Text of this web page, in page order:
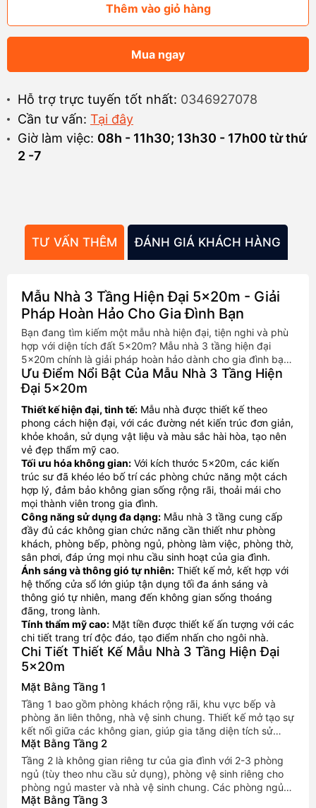
Thêm vào giỏ hàng
Mua ngay
Hỗ trợ trực tuyến tốt nhất: 0346927078
Cần tư vấn: Tại đây
Giờ làm việc: 08h - 11h30; 13h30 - 17h00 từ thứ
2 -7
TƯ VẤN THÊM ĐÁNH GIÁ KHÁCH HÀNG
Mẫu Nhà 3 Tầng Hiện Đại 5x20m - Giải
Pháp Hoàn Hảo Cho Gia Đình Bạn
Bạn đang tìm kiếm một mẫu nhà hiện đại, tiện nghi và phù
hợp với diện tích đất 5x20m? Mẫu nhà 3 tầng hiện đại
5x20m chính là giải pháp hoàn hảo dành cho gia đình bạn.
Với thiết kế thông minh, tối ưu hóa không gian sống, mẫu
nhà này không chỉ đáp ứng đầy đủ công năng sử dụng mà
còn mang đến vẻ đẹp thẩm mỹ, hiện đại và sang trọng.
Ưu Điểm Nổi Bật Của Mẫu Nhà 3 Tầng Hiện
Đại 5x20m
Thiết kế hiện đại, tinh tế: Mẫu nhà được thiết kế theo
phong cách hiện đại, với các đường nét kiến trúc đơn giản,
khỏe khoắn, sử dụng vật liệu và màu sắc hài hòa, tạo nên
vẻ đẹp thẩm mỹ cao.
Tối ưu hóa không gian: Với kích thước 5x20m, các kiến
trúc sư đã khéo léo bố trí các phòng chức năng một cách
hợp lý, đảm bảo không gian sống rộng rãi, thoải mái cho
mọi thành viên trong gia đình.
Công năng sử dụng đa dạng: Mẫu nhà 3 tầng cung cấp
đầy đủ các không gian chức năng cần thiết như phòng
khách, phòng bếp, phòng ngủ, phòng làm việc, phòng thờ,
sân phơi, đáp ứng mọi nhu cầu sinh hoạt của gia đình.
Ánh sáng và thông gió tự nhiên: Thiết kế mở, kết hợp với
hệ thống cửa sổ lớn giúp tận dụng tối đa ánh sáng và
thông gió tự nhiên, mang đến không gian sống thoáng
đãng, trong lành.
Tính thẩm mỹ cao: Mặt tiền được thiết kế ấn tượng với các
chi tiết trang trí độc đáo, tạo điểm nhấn cho ngôi nhà.
Chi Tiết Thiết Kế Mẫu Nhà 3 Tầng Hiện Đại
5x20m
Mặt Bằng Tầng 1
Tầng 1 bao gồm phòng khách rộng rãi, khu vực bếp và
phòng ăn liên thông, nhà vệ sinh chung. Thiết kế mở tạo sự
kết nối giữa các không gian, giúp gia tăng diện tích sử
dụng và tạo cảm giác thoải mái cho gia đình.
Mặt Bằng Tầng 2
Tầng 2 là không gian riêng tư của gia đình với 2-3 phòng
ngủ (tùy theo nhu cầu sử dụng), phòng vệ sinh riêng cho
phòng ngủ master và nhà vệ sinh chung. Các phòng ngủ
đều có cửa sổ lớn, đón ánh sáng tự nhiên và gió trời.
Mặt Bằng Tầng 3